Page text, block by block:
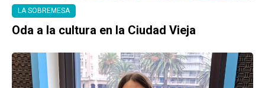
LA SOBREMESA
Oda a la cultura en la Ciudad Vieja